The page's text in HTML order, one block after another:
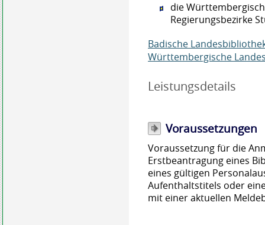
die
Regierungsbezirke
Badische
Württembergische
Leistungsdetails
Voraussetzungen
Voraussetzung für die
Erstbeantragung eines
eines gültigen
Aufenthaltstitels oder
mit einer aktuellen